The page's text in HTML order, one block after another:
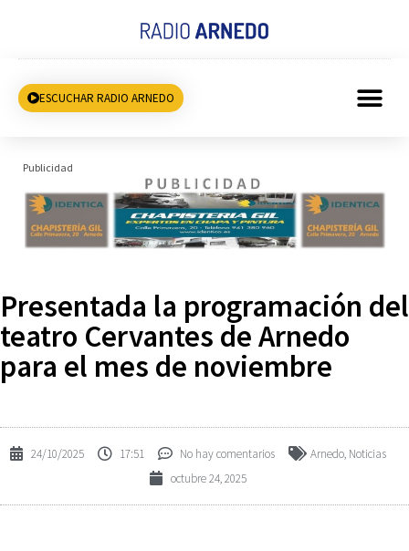
ESCUCHAR RADIO ARNEDO
Publicidad
Presentada la programación del
teatro Cervantes de Arnedo
para el mes de noviembre
24/10/2025 17:51 No hay comentarios Arnedo, Noticias
octubre 24, 2025